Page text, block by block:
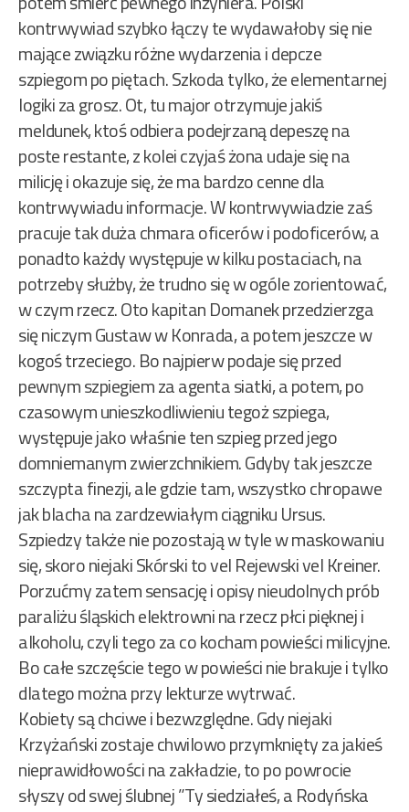
kontrwywiad szybko łączy te wydawałoby się nie
mające związku różne wydarzenia i depcze
szpiegom po piętach. Szkoda tylko, że elementarnej
logiki za grosz. Ot, tu major otrzymuje jakiś
meldunek, ktoś odbiera podejrzaną depeszę na
poste restante, z kolei czyjaś żona udaje się na
milicję i okazuje się, że ma bardzo cenne dla
kontrwywiadu informacje. W kontrwywiadzie zaś
pracuje tak duża chmara oficerów i podoficerów, a
ponadto każdy występuje w kilku postaciach, na
potrzeby służby, że trudno się w ogóle zorientować,
w czym rzecz. Oto kapitan Domanek przedzierzga
się niczym Gustaw w Konrada, a potem jeszcze w
kogoś trzeciego. Bo najpierw podaje się przed
pewnym szpiegiem za agenta siatki, a potem, po
czasowym unieszkodliwieniu tegoż szpiega,
występuje jako właśnie ten szpieg przed jego
domniemanym zwierzchnikiem. Gdyby tak jeszcze
szczypta finezji, ale gdzie tam, wszystko chropawe
jak blacha na zardzewiałym ciągniku Ursus.
Szpiedzy także nie pozostają w tyle w maskowaniu
się, skoro niejaki Skórski to vel Rejewski vel Kreiner.
Porzućmy zatem sensację i opisy nieudolnych prób
paraliżu śląskich elektrowni na rzecz płci pięknej i
alkoholu, czyli tego za co kocham powieści milicyjne.
Bo całe szczęście tego w powieści nie brakuje i tylko
dlatego można przy lekturze wytrwać.
Kobiety są chciwe i bezwzględne. Gdy niejaki
Krzyżański zostaje chwilowo przymknięty za jakieś
nieprawidłowości na zakładzie, to po powrocie
słyszy od swej ślubnej ”Ty siedziałeś, a Rodyńska